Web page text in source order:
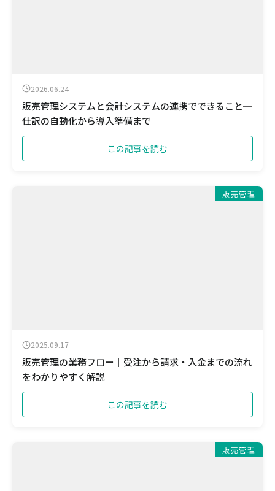
2026.06.24
販売管理システムと会計システムの連携でできること─
仕訳の自動化から導入準備まで
この記事を読む
販売管理
2025.09.17
販売管理の業務フロー｜受注から請求・入金までの流れ
をわかりやすく解説
この記事を読む
販売管理